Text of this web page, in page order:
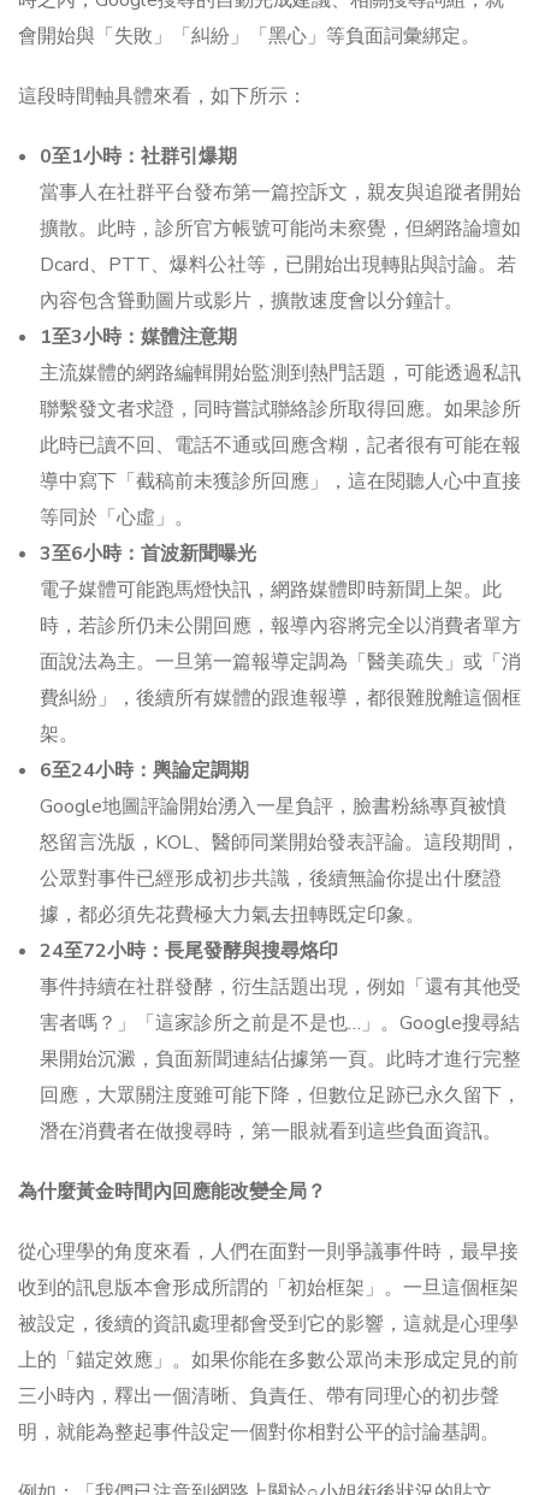
會開始與「失敗」「糾紛」「黑心」等負面詞彙綁定。
這段時間軸具體來看，如下所示：
0至1小時：社群引爆期
當事人在社群平台發布第一篇控訴文，親友與追蹤者開始
擴散。此時，診所官方帳號可能尚未察覺，但網路論壇如
Dcard、PTT、爆料公社等，已開始出現轉貼與討論。若
內容包含聳動圖片或影片，擴散速度會以分鐘計。
1至3小時：媒體注意期
主流媒體的網路編輯開始監測到熱門話題，可能透過私訊
聯繫發文者求證，同時嘗試聯絡診所取得回應。如果診所
此時已讀不回、電話不通或回應含糊，記者很有可能在報
導中寫下「截稿前未獲診所回應」，這在閱聽人心中直接
等同於「心虛」。
3至6小時：首波新聞曝光
電子媒體可能跑馬燈快訊，網路媒體即時新聞上架。此
時，若診所仍未公開回應，報導內容將完全以消費者單方
面說法為主。一旦第一篇報導定調為「醫美疏失」或「消
費糾紛」，後續所有媒體的跟進報導，都很難脫離這個框
架。
6至24小時：輿論定調期
Google地圖評論開始湧入一星負評，臉書粉絲專頁被憤
怒留言洗版，KOL、醫師同業開始發表評論。這段期間，
公眾對事件已經形成初步共識，後續無論你提出什麼證
據，都必須先花費極大力氣去扭轉既定印象。
24至72小時：長尾發酵與搜尋烙印
事件持續在社群發酵，衍生話題出現，例如「還有其他受
害者嗎？」「這家診所之前是不是也…」。Google搜尋結
果開始沉澱，負面新聞連結佔據第一頁。此時才進行完整
回應，大眾關注度雖可能下降，但數位足跡已永久留下，
潛在消費者在做搜尋時，第一眼就看到這些負面資訊。
為什麼黃金時間內回應能改變全局？
從心理學的角度來看，人們在面對一則爭議事件時，最早接
收到的訊息版本會形成所謂的「初始框架」。一旦這個框架
被設定，後續的資訊處理都會受到它的影響，這就是心理學
上的「錨定效應」。如果你能在多數公眾尚未形成定見的前
三小時內，釋出一個清晰、負責任、帶有同理心的初步聲
明，就能為整起事件設定一個對你相對公平的討論基調。